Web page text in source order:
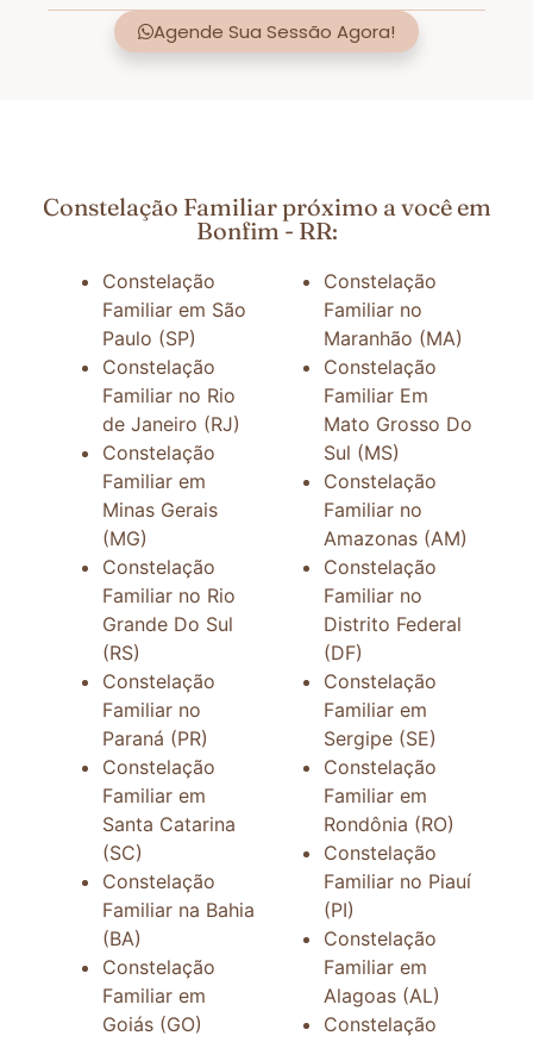
Agende Sua Sessão Agora!
Constelação Familiar próximo a você em
Bonfim - RR:
Constelação
Familiar em São
Paulo (SP)
Constelação
Familiar no Rio
de Janeiro (RJ)
Constelação
Familiar em
Minas Gerais
(MG)
Constelação
Familiar no Rio
Grande Do Sul
(RS)
Constelação
Familiar no
Paraná (PR)
Constelação
Familiar em
Santa Catarina
(SC)
Constelação
Familiar na Bahia
(BA)
Constelação
Familiar em
Goiás (GO)
Constelação
Familiar no
Maranhão (MA)
Constelação
Familiar Em
Mato Grosso Do
Sul (MS)
Constelação
Familiar no
Amazonas (AM)
Constelação
Familiar no
Distrito Federal
(DF)
Constelação
Familiar em
Sergipe (SE)
Constelação
Familiar em
Rondônia (RO)
Constelação
Familiar no Piauí
(PI)
Constelação
Familiar em
Alagoas (AL)
Constelação